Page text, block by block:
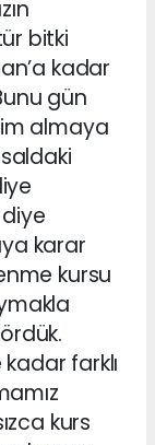
bitki
kadar
gün
almaya
karar
kursu
farklı
kurs